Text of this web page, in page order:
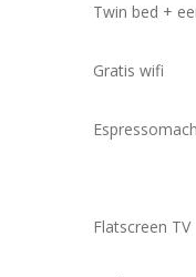
Twin bed +
Gratis wifi
Flatscreen TV